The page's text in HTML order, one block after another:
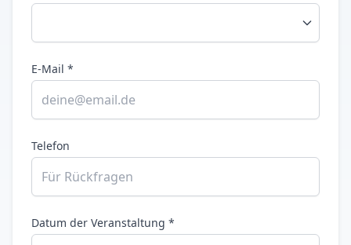
E-Mail *
Telefon
Datum der Veranstaltung *